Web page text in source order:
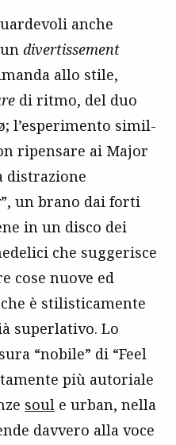
anche
divertissement
allo stile,
di ritmo, del duo
l’esperimento simil-
ripensare ai Major
distrazione
un brano dai forti
in un disco dei
che suggerisce
cose nuove ed
è stilisticamente
superlativo. Lo
“nobile” di “Feel
più autoriale
soul e urban, nella
davvero alla voce